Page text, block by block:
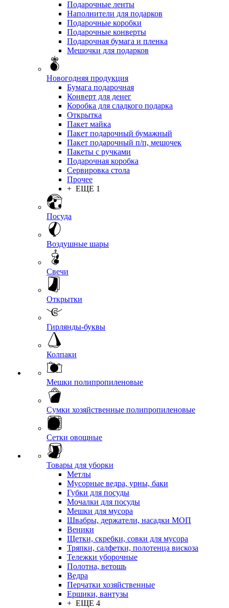
Подарочные ленты
Наполнители для подарков
Подарочные коробки
Подарочные конверты
Подарочная бумага и пленка
Мешочки для подарков
Новогодняя продукция
Бумага подарочная
Конверт для денег
Коробка для сладкого подарка
Открытка
Пакет майка
Пакет подарочный бумажный
Пакет подарочный п/п, мешочек
Пакеты с ручками
Подарочная коробка
Сервировка стола
Прочее
+ ЕЩЕ 1
Посуда
Воздушные шары
Свечи
Открытки
Гирлянды-буквы
Колпаки
Мешки полипропиленовые
Сумки хозяйственные полипропиленовые
Сетки овощные
Товары для уборки
Метлы
Мусорные ведра, урны, баки
Губки для посуды
Мочалки для посуды
Мешки для мусора
Швабры, держатели, насадки МОП
Веники
Щетки, скребки, совки для мусора
Тряпки, салфетки, полотенца вискоза
Тележки уборочные
Полотна, ветошь
Ведра
Перчатки хозяйственные
Ершики, вантузы
+ ЕЩЕ 4